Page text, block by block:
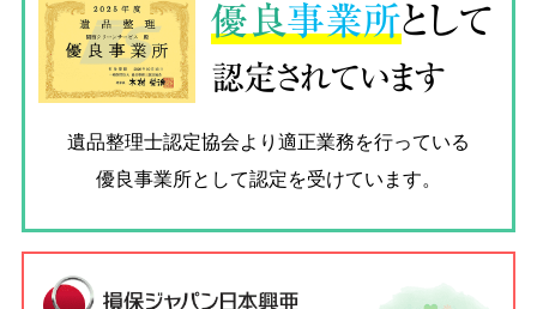
優良事業所として
認定されています
遺品整理士認定協会より適正業務を行っている
優良事業所として認定を受けています。